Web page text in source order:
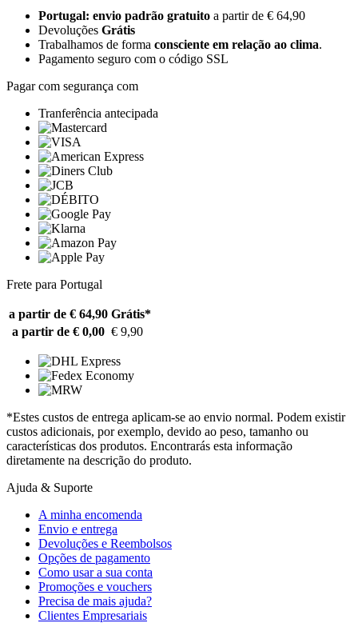
Portugal: envio padrão gratuito a partir de € 64,90
Devoluções Grátis
Trabalhamos de forma consciente em relação ao clima.
Pagamento seguro com o código SSL
Pagar com segurança com
Tranferência antecipada
Frete para Portugal
a partir de € 64,90 Grátis*
a partir de € 0,00 € 9,90
*Estes custos de entrega aplicam-se ao envio normal. Podem existir
custos adicionais, por exemplo, devido ao peso, tamanho ou
características dos produtos. Encontrarás esta informação
diretamente na descrição do produto.
Ajuda & Suporte
A minha encomenda
Envio e entrega
Devoluções e Reembolsos
Opções de pagamento
Como usar a sua conta
Promoções e vouchers
Precisa de mais ajuda?
Clientes Empresariais